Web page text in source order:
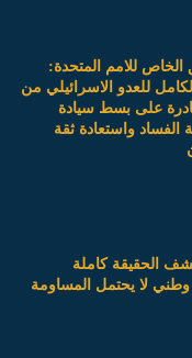
الخاص للامم المتحدة:
للعدو الاسرائيلي من
قادرة على بسط سيادة
الفساد واستعادة ثقة
الحقيقة كاملة
لا يحتمل المساومة